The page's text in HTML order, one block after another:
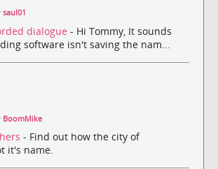
saul01
dialogue - Hi Tommy, It sounds
software isn't saving the nam...
BoomMike
- Find out how the city of
it's name.